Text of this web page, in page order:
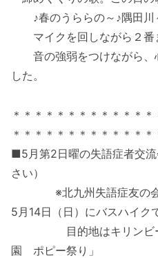
♪春のうららの～♪隅田川
マイクを回しながら２番
音の強弱をつけながら、
した。
＊＊＊＊＊＊＊＊＊＊＊＊
＊＊＊＊＊＊＊＊＊＊＊＊＊
■5月第2日曜の失語症者交
さい）
※北九州失語症友の会「
5月14日（日）にバスハイク
目的地はキリンビール
園 ポピー祭り」